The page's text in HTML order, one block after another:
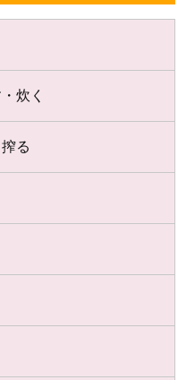
炊く
る